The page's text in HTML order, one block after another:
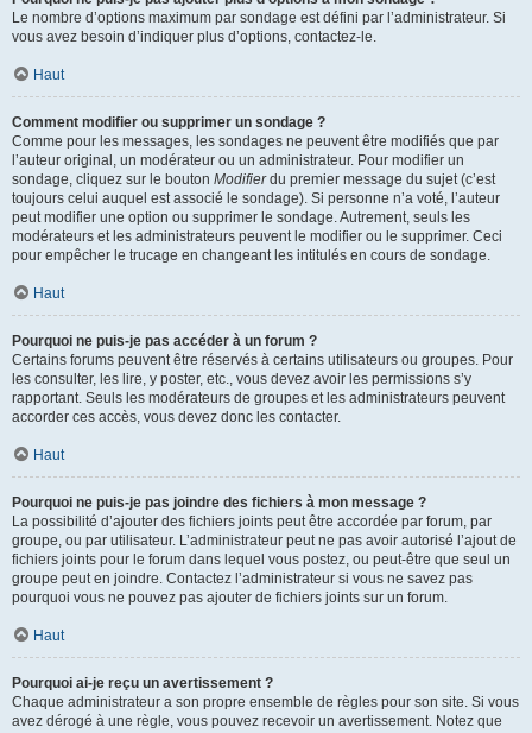
Le nombre d’options maximum par sondage est défini par l’administrateur. Si
vous avez besoin d’indiquer plus d’options, contactez-le.
Haut
Comment modifier ou supprimer un sondage ?
Comme pour les messages, les sondages ne peuvent être modifiés que par
l’auteur original, un modérateur ou un administrateur. Pour modifier un
sondage, cliquez sur le bouton Modifierdu premier message du sujet (c’est
toujours celui auquel est associé le sondage). Si personne n’a voté, l’auteur
peut modifier une option ou supprimer le sondage. Autrement, seuls les
modérateurs et les administrateurs peuvent le modifier ou le supprimer. Ceci
pour empêcher le trucage en changeant les intitulés en cours de sondage.
Haut
Pourquoi ne puis-je pas accéder à un forum ?
Certains forums peuvent être réservés à certains utilisateurs ou groupes. Pour
les consulter, les lire, y poster, etc., vous devez avoir les permissions s’y
rapportant. Seuls les modérateurs de groupes et les administrateurs peuvent
accorder ces accès, vous devez donc les contacter.
Haut
Pourquoi ne puis-je pas joindre des fichiers à mon message ?
La possibilité d’ajouter des fichiers joints peut être accordée par forum, par
groupe, ou par utilisateur. L’administrateur peut ne pas avoir autorisé l’ajout de
fichiers joints pour le forum dans lequel vous postez, ou peut-être que seul un
groupe peut en joindre. Contactez l’administrateur si vous ne savez pas
pourquoi vous ne pouvez pas ajouter de fichiers joints sur un forum.
Haut
Pourquoi ai-je reçu un avertissement ?
Chaque administrateur a son propre ensemble de règles pour son site. Si vous
avez dérogé à une règle, vous pouvez recevoir un avertissement. Notez que